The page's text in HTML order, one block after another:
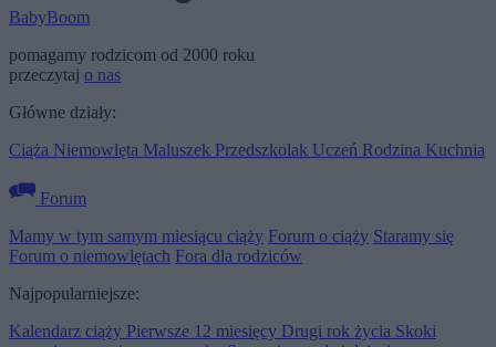
BabyBoom
pomagamy rodzicom od 2000 roku
przeczytaj o nas
Główne działy:
Ciąża Niemowlęta Maluszek Przedszkolak Uczeń Rodzina Kuchnia
Forum
Mamy w tym samym miesiącu ciąży Forum o ciąży Staramy się
Forum o niemowlętach Fora dla rodziców
Najpopularniejsze:
Kalendarz ciąży Pierwsze 12 miesięcy Drugi rok życia Skoki